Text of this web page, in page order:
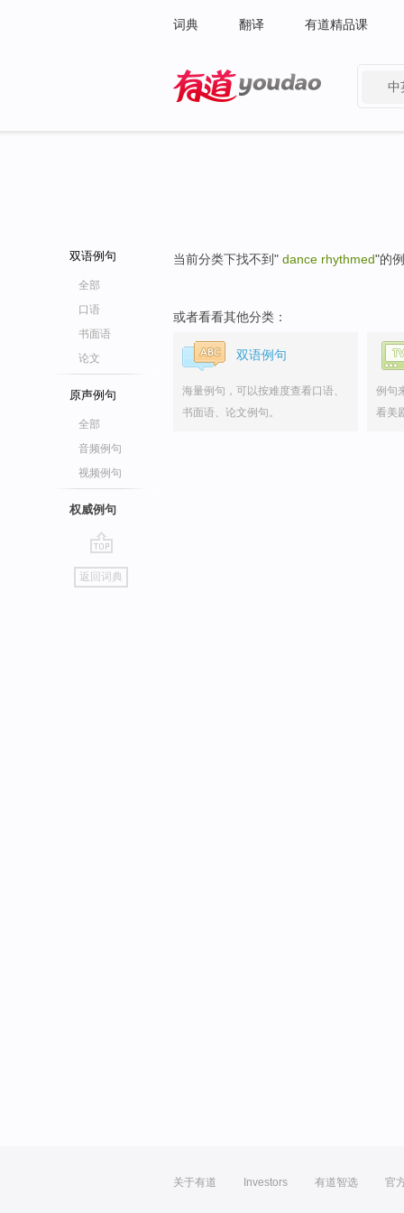
词典 翻译 有道精品课
中
双语例句
全部
口语
书面语
论文
原声例句
全部
音频例句
视频例句
权威例句
go
top
返回词典
当前分类下找不到" dance rhythmed"的例
或者看看其他分类：
双语例句
海量例句，可以按难度查看口语、
书面语、论文例句。
例句
看美
关于有道 Investors 有道智选 官